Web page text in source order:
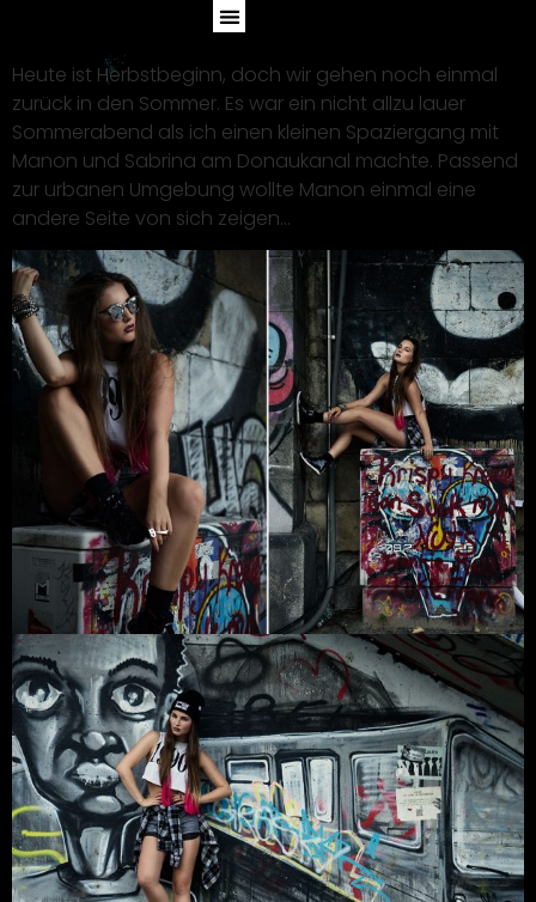
Heute ist Herbstbeginn, doch wir gehen noch einmal
zurück in den Sommer. Es war ein nicht allzu lauer
Sommerabend als ich einen kleinen Spaziergang mit
Manon und Sabrina am Donaukanal machte. Passend
zur urbanen Umgebung wollte Manon einmal eine
andere Seite von sich zeigen…